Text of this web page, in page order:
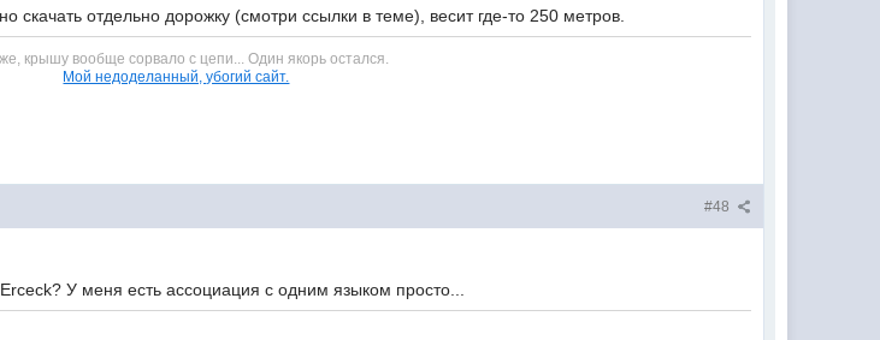
отдельно дорожку (смотри ссылки в теме), весит где-то 250 метров.
крышу вообще сорвало с цепи... Один якорь остался.
Мой недоделанный, убогий сайт.
#48
У меня есть ассоциация с одним языком просто...